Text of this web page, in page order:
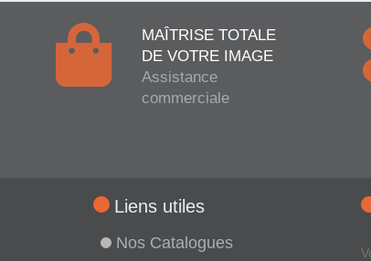
MAÎTRISE TOTALE
DE VOTRE IMAGE
Assistance
commerciale
Liens utiles
Nos Catalogues